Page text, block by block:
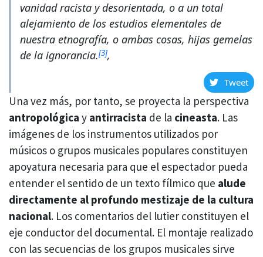
vanidad racista y desorientada, o a un total
alejamiento de los estudios elementales de
nuestra etnografía, o ambas cosas, hijas gemelas
de la ignorancia.[3],
Tweet
Una vez más, por tanto, se proyecta la perspectiva
antropológica y antirracista de la cineasta. Las
imágenes de los instrumentos utilizados por
músicos o grupos musicales populares constituyen
apoyatura necesaria para que el espectador pueda
entender el sentido de un texto fílmico que alude
directamente al profundo mestizaje de la cultura
nacional. Los comentarios del lutier constituyen el
eje conductor del documental. El montaje realizado
con las secuencias de los grupos musicales sirve